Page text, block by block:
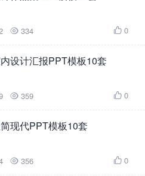
 334  0
设计汇报PPT模板10套
 359  0
现代PPT模板10套
 356  0